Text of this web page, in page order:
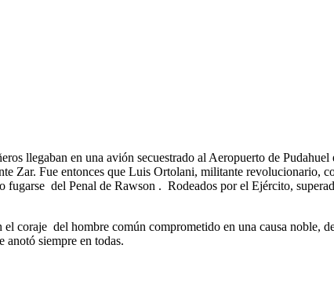
llegaban en una avión secuestrado al Aeropuerto de
Zar. Fue entonces que Luis Ortolani, militante revolucionario,
del Penal de Rawson . Rodeados por el Ejército,
coraje del hombre común comprometido en una causa noble,
anotó siempre en todas.